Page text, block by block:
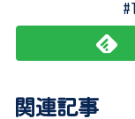
関連記事